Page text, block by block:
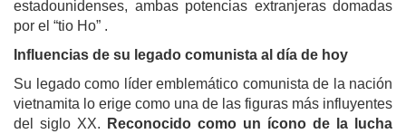
estadounidenses, ambas potencias extranjeras domadas
por el “tio Ho” .
Influencias de su legado comunista al día de hoy
Su legado como líder emblemático comunista de la nación
vietnamita lo erige como una de las figuras más influyentes
del siglo XX.
Reconocido como un ícono de la lucha